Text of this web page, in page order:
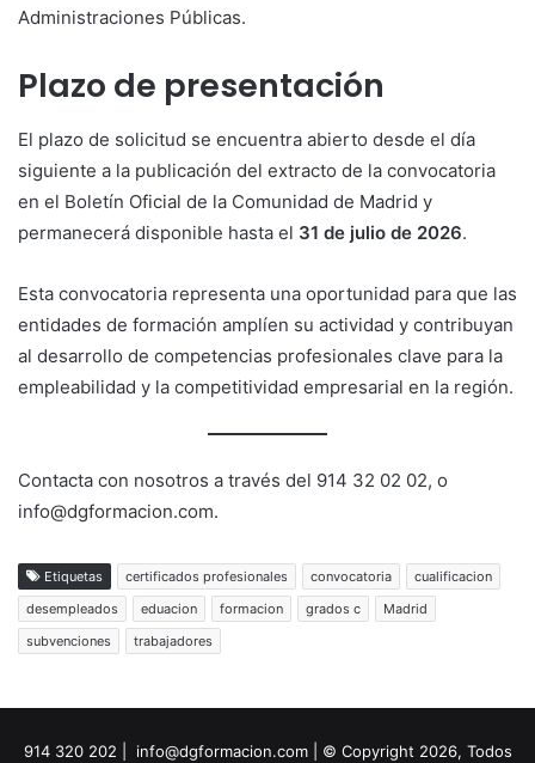
Administraciones Públicas.
Plazo de presentación
El plazo de solicitud se encuentra abierto desde el día
siguiente a la publicación del extracto de la convocatoria
en el Boletín Oficial de la Comunidad de Madrid y
permanecerá disponible hasta el 31 de julio de 2026.
Esta convocatoria representa una oportunidad para que las
entidades de formación amplíen su actividad y contribuyan
al desarrollo de competencias profesionales clave para la
empleabilidad y la competitividad empresarial en la región.
Contacta con nosotros a través del 914 32 02 02, o
info@dgformacion.com.
Etiquetas certificados profesionales convocatoria
cualificacion
desempleados
eduacion formacion grados c
Madrid
subvenciones
trabajadores
914 320 202 | info@dgformacion.com | © Copyright 2026, Todos